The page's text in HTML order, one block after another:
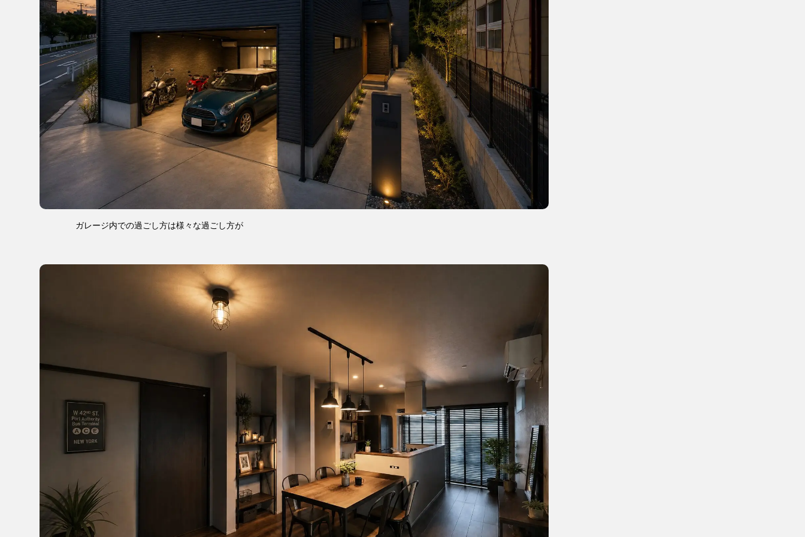
ガレージ内での過ごし方は様々な過ごし方が